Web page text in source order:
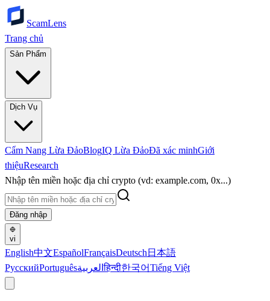
ScamLens
Trang chủ
Sản Phẩm
Dịch Vụ
Cẩm Nang Lừa ĐảoBlogIQ Lừa ĐảoĐã xác minhGiới
thiệuResearch
Nhập tên miền hoặc địa chỉ crypto (vd: example.com, 0x...)
Đăng nhập
vi
English中文EspañolFrançaisDeutsch 日本語
РусскийPortuguêsالعربيةहिन्दी한국어Tiếng Việt